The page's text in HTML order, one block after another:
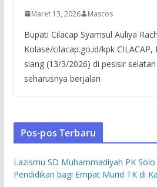
Maret 13, 2026 Mascos
Bupati Cilacap Syamsul Auliya
Kolase/cilacap.go.id/kpk
siang (13/3/2026) di pesisir
seharusnya berjalan
Pos-pos Terbaru
Lazismu SD Muhammadiyah PK
Pendidikan bagi Empat Murid TK di